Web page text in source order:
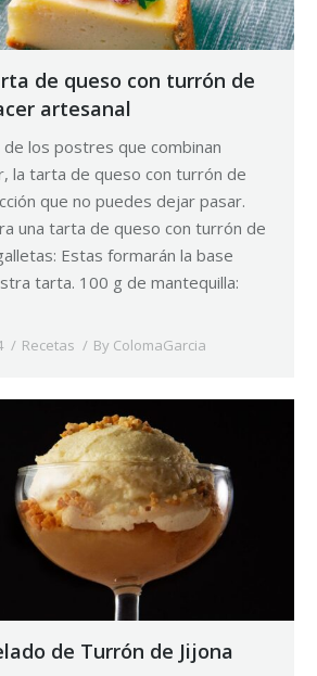
de queso con turrón de
artesanal
los postres que combinan
la tarta de queso con turrón de
que no puedes dejar pasar.
una tarta de queso con turrón de
Estas formarán la base
tarta. 100 g de mantequilla:
Recetas By ColomaGarcia
de Turrón de Jijona